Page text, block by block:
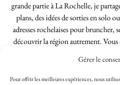
Gérer le
Pour offrir les meilleures expériences, nous
grande partie à La Rochelle, je
plans, des idées de sorties en solo
adresses rochelaises pour bruncher,
découvrir la région autrement.
Rochelle, tenu par une locale ?
soyez Rochelais·e ou de passage
articles vous aideront à profiter de